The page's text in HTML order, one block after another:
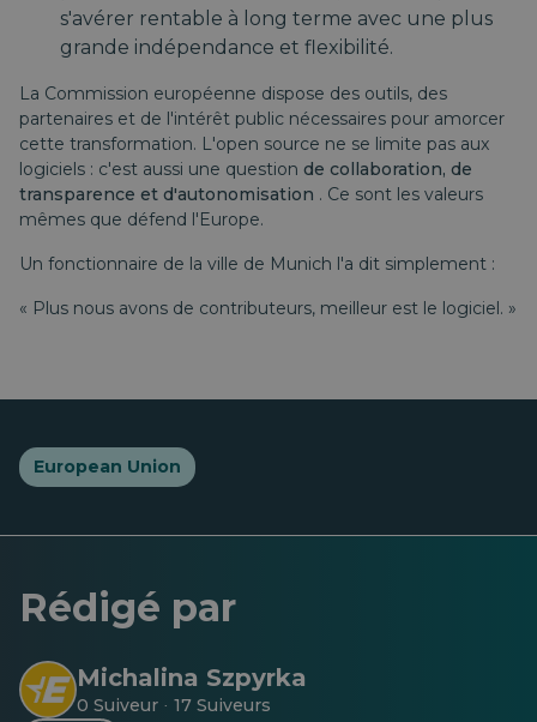
s'avérer rentable à long terme avec une plus
grande indépendance et flexibilité.
La Commission européenne dispose des outils, des
partenaires et de l'intérêt public nécessaires pour amorcer
cette transformation. L'open source ne se limite pas aux
logiciels : c'est aussi une question de collaboration, de
transparence et d'autonomisation . Ce sont les valeurs
mêmes que défend l'Europe.
Un fonctionnaire de la ville de Munich l'a dit simplement :
« Plus nous avons de contributeurs, meilleur est le logiciel. »
European Union
Rédigé par
Michalina Szpyrka
0 Suiveur · 17 Suiveurs